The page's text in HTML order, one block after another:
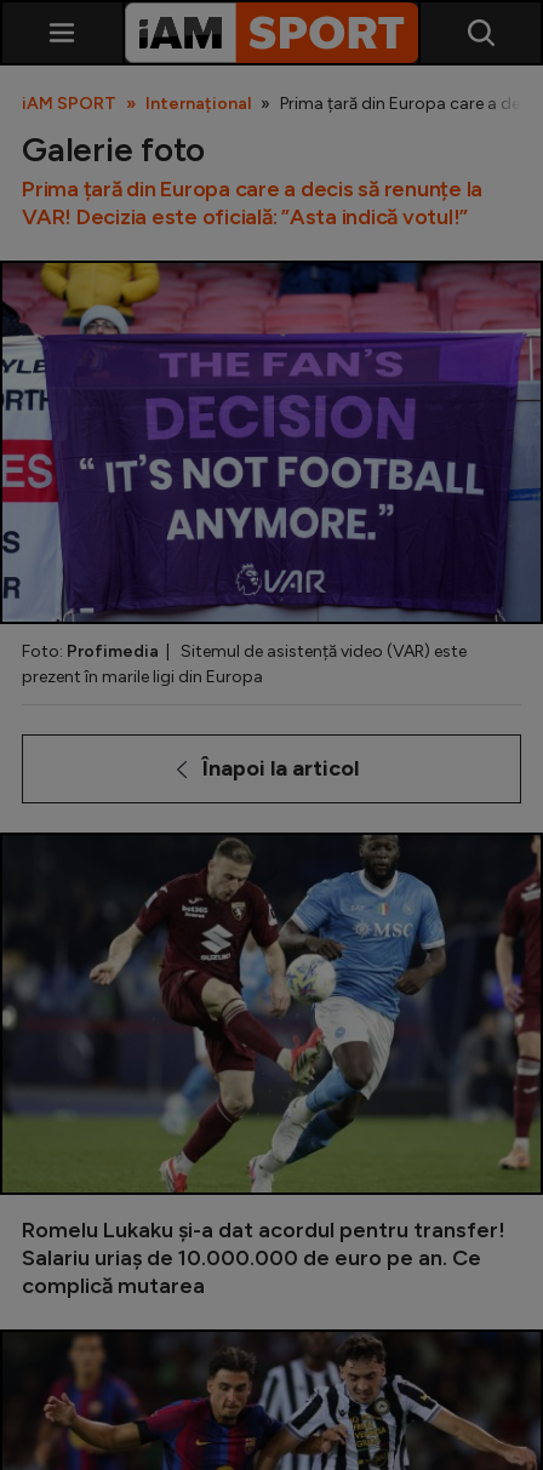
SuperLiga
Liga 2
Cupa României
Echipa Națională
U21
Fotbal feminin
Diverse
Inedit
Champions League
Europa League
Conference League
CM 2026
Premier League
LaLiga
Serie A
Bundesliga
Campionate
Starurile fotbalului
EURO 2024
Stranieri
Clasamente
iAM SPORT Internațional Prima țară din Europa care a
Galerie foto
Prima țară din Europa care a decis să renunțe la
VAR! Decizia este oficială: ”Asta indică votul!”
Foto: Profimedia | Sitemul de asistență video (VAR) este
prezent în marile ligi din Europa
Înapoi la articol
Romelu Lukaku și-a dat acordul pentru transfer!
Salariu uriaș de 10.000.000 de euro pe an. Ce
complică mutarea